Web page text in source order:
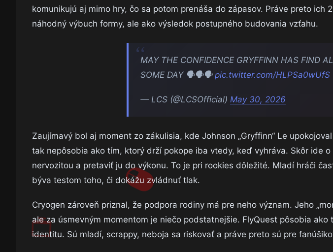
komunikujú aj mimo hry, čo sa potom prenáša do zápasov. Práve preto ich
náhodný výbuch formy, ale ako výsledok postupného budovania vzťahu.
MAY THE CONFIDENCE GRYFFINN HAS FIND
SOME DAY 🗣️🗣️🗣️ pic.twitter.com/HLPSa0wUfS
— LCS (@LCSOfficial) May 30, 2026
Zaujímavý bol aj moment zo zákulisia, kde Johnson „Gryffinn“ Le
tak nepôsobia ako tím, ktorý drží pokope iba vtedy, keď vyhráva. Skôr ide
nervozitou a pretaviť ju do výkonu. To je pri rookies dôležité. Mladí hráči
býva testom toho, či dokážu zvládnuť tlak.
Cryogen zároveň priznal, že podpora rodiny má pre neho význam. Jeho
ale za úsmevným momentom je niečo podstatnejšie. FlyQuest pôsobia
identitu. Sú mladí, scrappy, neboja sa riskovať a práve preto sú pre